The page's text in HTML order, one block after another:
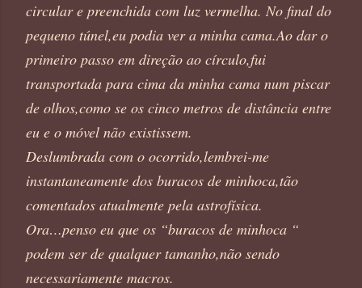
circular e preenchida com luz vermelha. No final do
pequeno túnel,eu podia ver a minha cama.Ao dar o
primeiro passo em direção ao círculo,fui
transportada para cima da minha cama num piscar
de olhos,como se os cinco metros de distância entre
eu e o móvel não existissem.
Deslumbrada com o ocorrido,lembrei-me
instantaneamente dos buracos de minhoca,tão
comentados atualmente pela astrofísica.
Ora…penso eu que os “buracos de minhoca “
podem ser de qualquer tamanho,não sendo
necessariamente macros.